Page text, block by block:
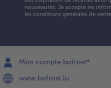
nouveautés. Je accepte les
les conditions générales de
Mon compte bofrost*
www.bofrost.lu